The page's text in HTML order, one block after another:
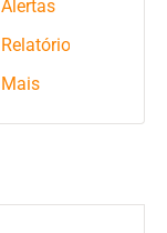
Alertas
Relatórios
Mais